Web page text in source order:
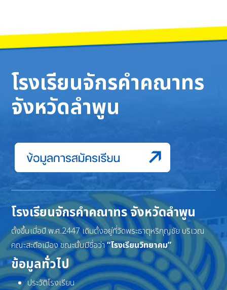
โรงเรียนจักรคำคณาทร
จังหวัดลำพูน
โรงเรียนจักรคำคณาทร จังหวัดลำพูน
ตั้งขึ้นเมื่อปี พ.ศ.2447 เดิมตั้งอยู่ที่วัดพระธาตุหริภุญชัย บริเวณ
คณะสะดือเมือง ขณะนั้นมีชื่อว่า“โรงเรียนวิทยาคม”
ข้อมูลทั่วไป
ประวัติโรงเรียน